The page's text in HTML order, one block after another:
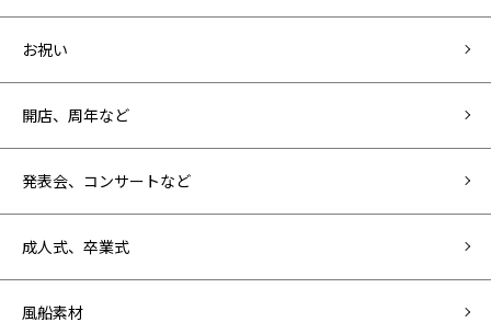
お祝い
開店、周年など
発表会、コンサートなど
成人式、卒業式
風船素材